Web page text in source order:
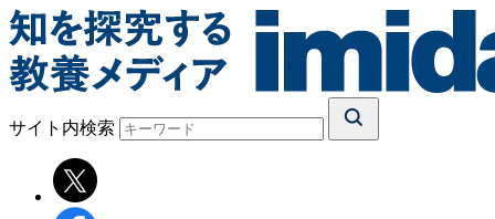
サイト内検索